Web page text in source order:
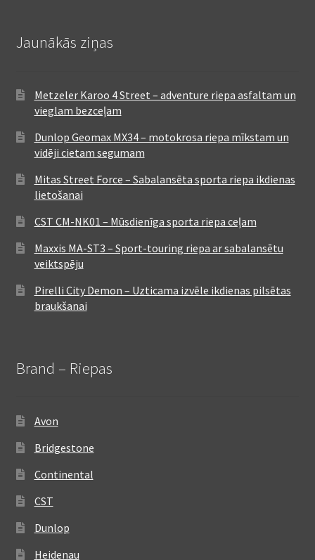
Jaunākās ziņas
Metzeler Karoo 4 Street – adventure riepa asfaltam un
vieglam bezceļam
Dunlop Geomax MX34 – motokrosa riepa mīkstam un
vidēji cietam segumam
Mitas Street Force – Sabalansēta sporta riepa ikdienas
lietošanai
CST CM-NK01 – Mūsdienīga sporta riepa ceļam
Maxxis MA-ST3 – Sport-touring riepa ar sabalansētu
veiktspēju
Pirelli City Demon – Uzticama izvēle ikdienas pilsētas
braukšanai
Brand – Riepas
Avon
Bridgestone
Continental
CST
Dunlop
Heidenau